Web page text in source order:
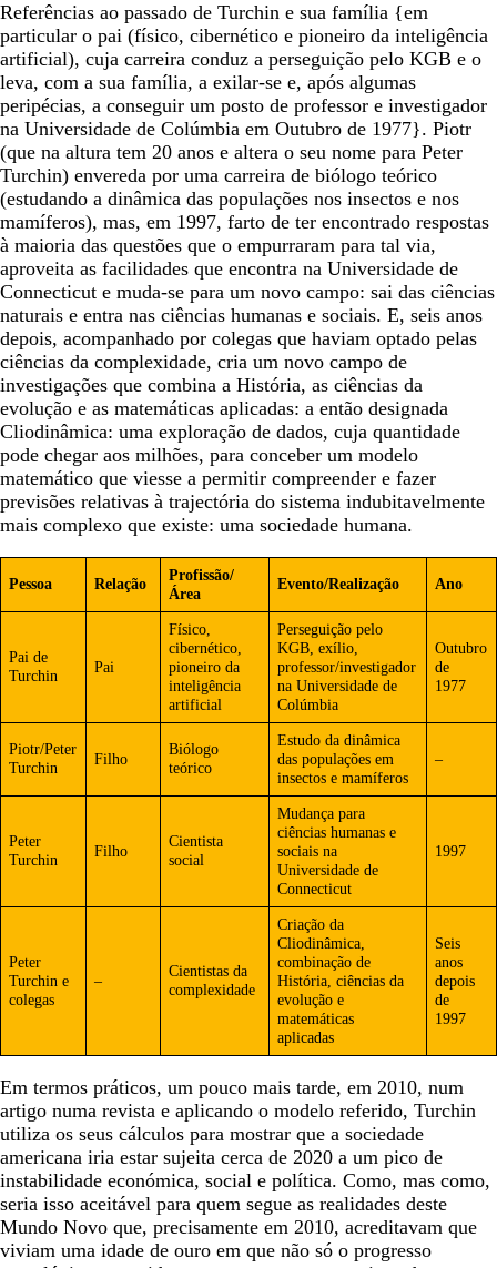
Referências ao passado de Turchin e sua família {em
particular o pai (físico, cibernético e pioneiro da inteligência
artificial), cuja carreira conduz a perseguição pelo KGB e o
leva, com a sua família, a exilar-se e, após algumas
peripécias, a conseguir um posto de professor e investigador
na Universidade de Colúmbia em Outubro de 1977}. Piotr
(que na altura tem 20 anos e altera o seu nome para Peter
Turchin) envereda por uma carreira de biólogo teórico
(estudando a dinâmica das populações nos insectos e nos
mamíferos), mas, em 1997, farto de ter encontrado respostas
à maioria das questões que o empurraram para tal via,
aproveita as facilidades que encontra na Universidade de
Connecticut e muda-se para um novo campo: sai das ciências
naturais e entra nas ciências humanas e sociais. E, seis anos
depois, acompanhado por colegas que haviam optado pelas
ciências da complexidade, cria um novo campo de
investigações que combina a História, as ciências da
evolução e as matemáticas aplicadas: a então designada
Cliodinâmica: uma exploração de dados, cuja quantidade
pode chegar aos milhões, para conceber um modelo
matemático que viesse a permitir compreender e fazer
previsões relativas à trajectória do sistema indubitavelmente
mais complexo que existe: uma sociedade humana.
Pessoa Relação
Profissão/
Área
Evento/Realização Ano
Pai de
Turchin
Pai
Físico,
cibernético,
pioneiro da
inteligência
artificial
Perseguição pelo
KGB, exílio,
professor/investigador
na Universidade de
Colúmbia
Outubro
de
1977
Piotr/Peter
Turchin
Filho
Biólogo
teórico
Estudo da dinâmica
das populações em
insectos e mamíferos
–
Peter
Turchin
Filho
Cientista
social
Mudança para
ciências humanas e
sociais na
Universidade de
Connecticut
1997
Peter
Turchin e
colegas
–
Cientistas da
complexidade
Criação da
Cliodinâmica,
combinação de
História, ciências da
evolução e
matemáticas
aplicadas
Seis
anos
depois
de
1997
Em termos práticos, um pouco mais tarde, em 2010, num
artigo numa revista e aplicando o modelo referido, Turchin
utiliza os seus cálculos para mostrar que a sociedade
americana iria estar sujeita cerca de 2020 a um pico de
instabilidade económica, social e política. Como, mas como,
seria isso aceitável para quem segue as realidades deste
Mundo Novo que, precisamente em 2010, acreditavam que
viviam uma idade de ouro em que não só o progresso